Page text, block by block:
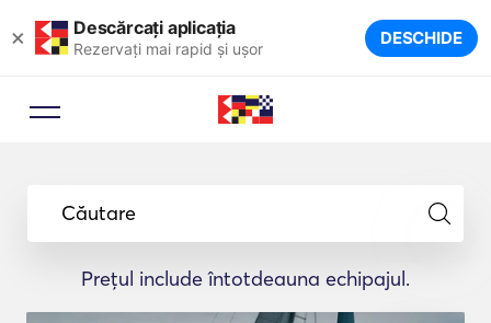
× Descărcați aplicația
Rezervați mai rapid și ușor DESCHIDE
Căutare
Prețul include întotdeauna echipajul.